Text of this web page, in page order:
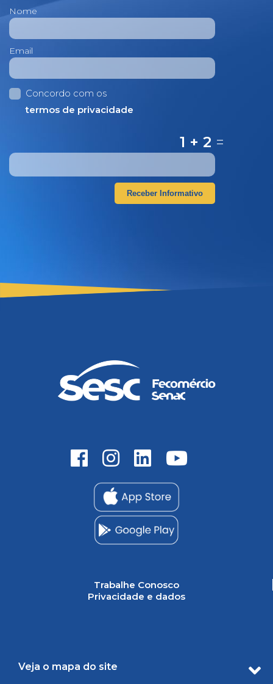
Nome
Email
Concordo com os
termos de privacidade
1 + 2 =
Receber Informativo
Trabalhe Conosco
Privacidade e dados
Veja o mapa do site